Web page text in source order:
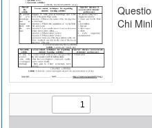
Chi